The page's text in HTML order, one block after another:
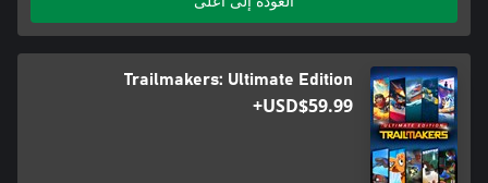
Trailmakers: Ultimate Edition
USD$59.99+